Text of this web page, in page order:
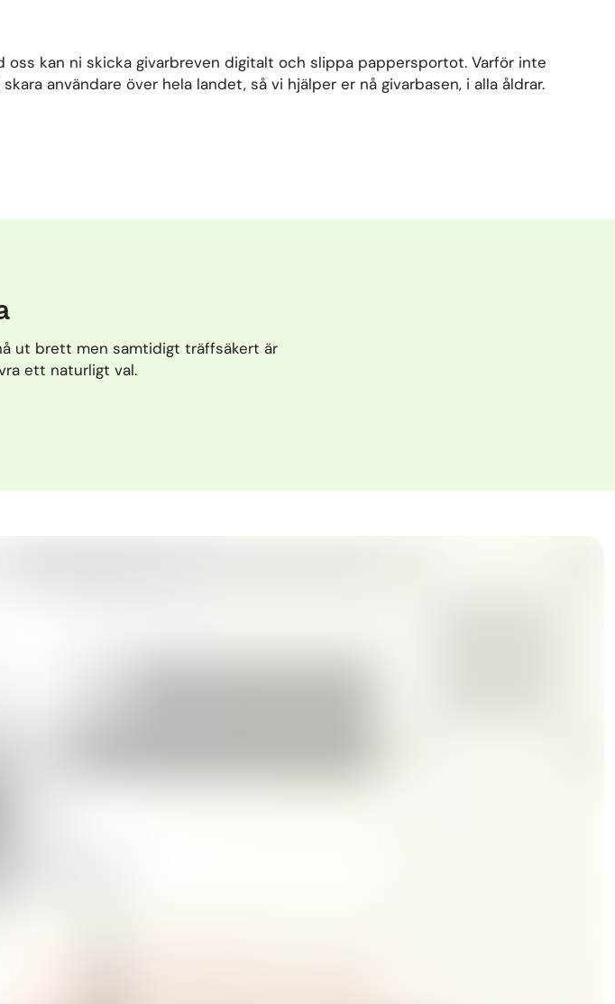
kan ni skicka givarbreven digitalt och slippa pappersportot. Varför inte
användare över hela landet, så vi hjälper er nå givarbasen, i alla åldrar.
ut brett men samtidigt träffsäkert är
ett naturligt val.